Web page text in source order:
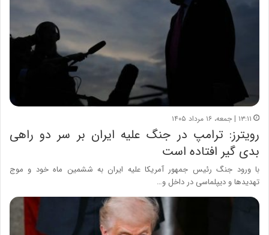
۱۳:۱۱ | جمعه، ۱۶ مرداد ۱۴۰۵
رویترز: ترامپ در جنگ علیه ایران بر سر دو راهی
بدی گیر افتاده است
با ورود جنگ رئیس جمهور آمریکا علیه ایران به ششمین ماه خود و موج
تهدیدها و دیپلماسی در داخل و…